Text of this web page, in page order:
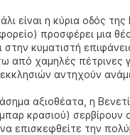
είναι η κύρια οδός
προσφέρει μια
κυματιστή
από χαμηλές
αντηχούν
αξιοθέατα, η
κρασιού) σερβίρουν
να επισκεφθείτε την